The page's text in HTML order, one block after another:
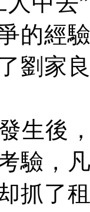
的經
劉家
生後
驗，
抓了